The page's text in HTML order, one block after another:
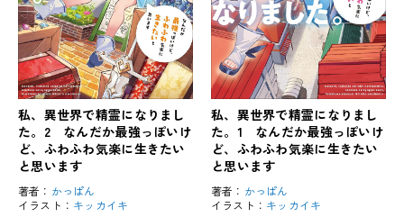
私、異世界で精霊になりまし
た。2 なんだか最強っぽいけ
ど、ふわふわ気楽に生きたい
と思います
著者： かっぱん
イラスト： キッカイキ
私、異世界で精霊になりまし
た。1 なんだか最強っぽいけ
ど、ふわふわ気楽に生きたい
と思います
著者： かっぱん
イラスト： キッカイキ